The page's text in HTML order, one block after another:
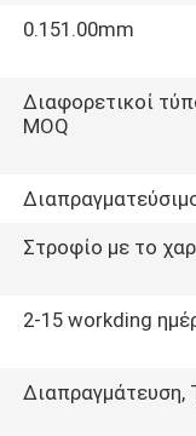
0.151.00mm
Διαφορετικοί
MOQ
Στροφίο με το
2-15 workding
Διαπραγμάτευση,